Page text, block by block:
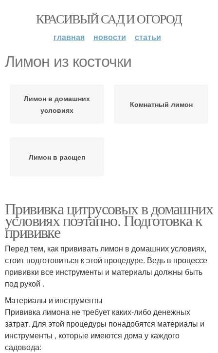
КРАСИВЫЙ САД И ОГОРОД
главная новости статьи
Лимон из косточки
Лимон в домашних
условиях
Комнатный лимон
Лимон в расщеп
Прививка цитрусовых в домашних
условиях поэтапно. Подготовка к
прививке
Перед тем, как прививать лимон в домашних условиях,
стоит подготовиться к этой процедуре. Ведь в процессе
прививки все инструменты и материалы должны быть
под рукой .
Материалы и инструменты
Прививка лимона не требует каких-либо денежных
затрат. Для этой процедуры понадобятся материалы и
инструменты , которые имеются дома у каждого
садовода: